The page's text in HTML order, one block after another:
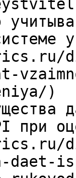
)
при
daet-